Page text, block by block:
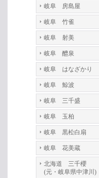
岐阜 房島屋
岐阜 竹雀
岐阜 射美
岐阜 醴泉
岐阜 はなざかり
岐阜 鯨波
岐阜 三千盛
岐阜 玉柏
岐阜 黒松白扇
岐阜 花美蔵
北海道 三千櫻
(元・岐阜県中津川)